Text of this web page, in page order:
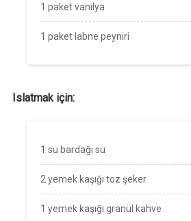
1 paket vanilya
1 paket labne peyniri
Islatmak için:
1 su bardağı su
2 yemek kaşığı toz şeker
1 yemek kaşığı granül kahve